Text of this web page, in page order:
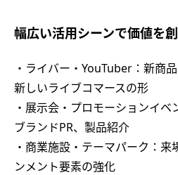
幅広い活用シーンで価値を
・ライバー・YouTuber：新商
新しいライブコマースの形
・展示会・プロモーションイ
ブランドPR、製品紹介
・商業施設・テーマパーク：
ンメント要素の強化